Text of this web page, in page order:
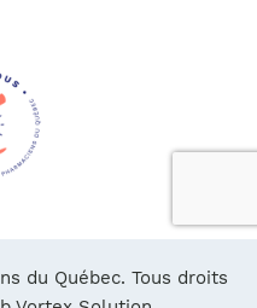
du Québec. Tous droits